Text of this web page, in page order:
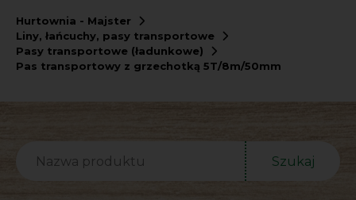
Hurtownia - Majster
Liny, łańcuchy, pasy transportowe
Pasy transportowe (ładunkowe)
Pas transportowy z grzechotką 5T/8m/50mm
Szukaj